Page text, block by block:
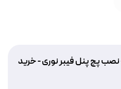
پچ پنل فیبر نوری - خريد